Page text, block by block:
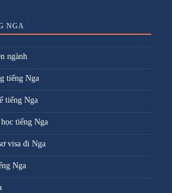
NGA
ngành
tiếng Nga
tiếng Nga
tiếng Nga
visa đi Nga
Nga